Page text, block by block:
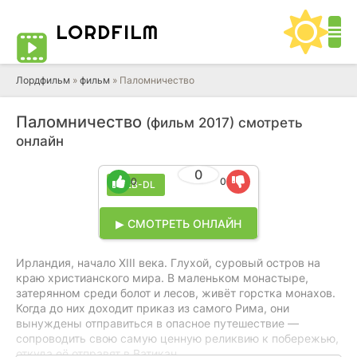
LORDFILM
Лордфильм » фильм » Паломничество
Паломничество (фильм 2017) смотреть
онлайн
WEB-DL
0
0 0
▶ СМОТРЕТЬ ОНЛАЙН
Ирландия, начало XIII века. Глухой, суровый остров на
краю христианского мира. В маленьком монастыре,
затерянном среди болот и лесов, живёт горстка монахов.
Когда до них доходит приказ из самого Рима, они
вынуждены отправиться в опасное путешествие —
сопроводить свою самую ценную реликвию к побережью,
откуда её отправят в Ватикан.